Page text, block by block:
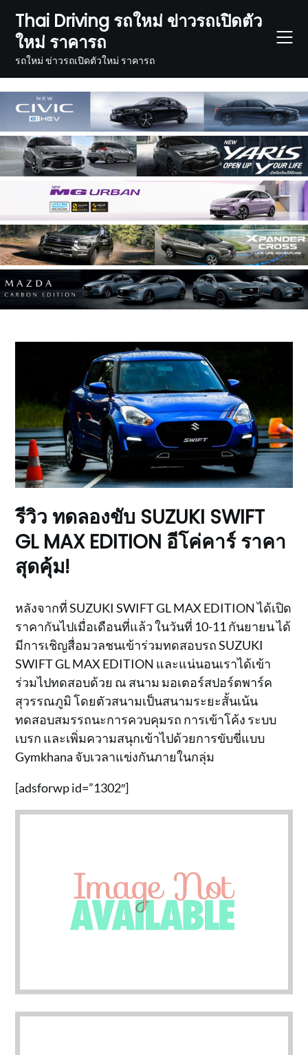
content
Thai Driving รถใหม่ ข่าวรถเปิดตัว
ใหม่ ราคารถ
รถใหม่ ข่าวรถเปิดตัวใหม่ ราคารถ
รีวิว ทดลองขับ SUZUKI SWIFT
GL MAX EDITION อีโค่คาร์ ราคา
สุดคุ้ม!
หลังจากที่ SUZUKI SWIFT GL MAX EDITION ได้เปิด
ราคากันไปเมื่อเดือนที่แล้ว ในวันที่ 10-11 กันยายน ได้
มีการเชิญสื่อมวลชนเข้าร่วมทดสอบรถ SUZUKI
SWIFT GL MAX EDITION และแน่นอนเราได้เข้า
ร่วมไปทดสอบด้วย ณ สนาม มอเตอร์สปอร์ตพาร์ค
สุวรรณภูมิ โดยตัวสนามเป็นสนามระยะสั้นเน้น
ทดสอบสมรรถนะการควบคุมรถ การเข้าโค้ง ระบบ
เบรก และเพิ่มความสนุกเข้าไปด้วยการขับขี่แบบ
Gymkhana จับเวลาแข่งกันภายในกลุ่ม
[adsforwp id=”1302″]